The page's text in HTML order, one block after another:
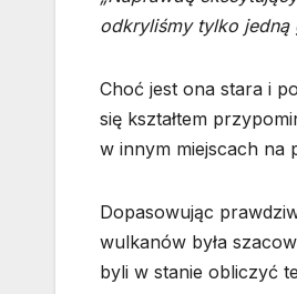
odkryliśmy tylko jedną
Choć jest ona stara i
się kształtem
w innym miejscach na
Dopasowując
wulkanów była
byli w stanie obliczyć